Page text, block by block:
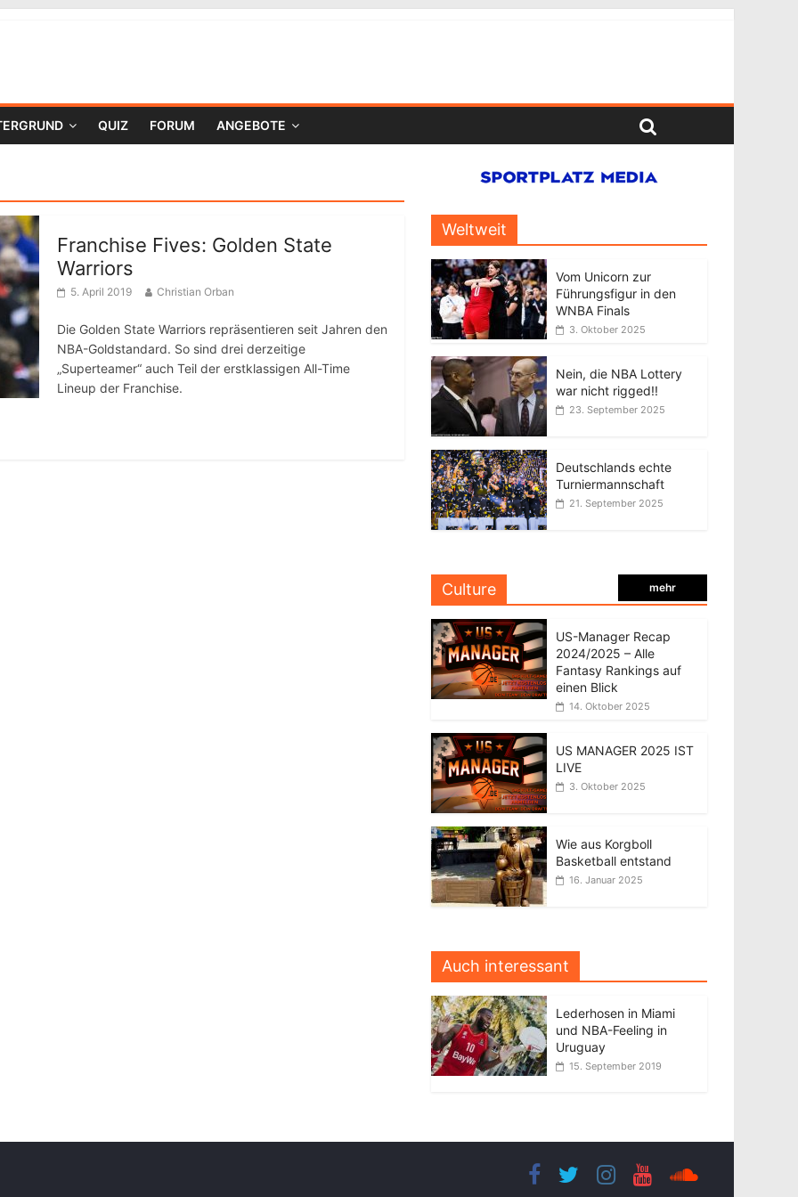
QUIZ FORUM ANGEBOTE
Franchise Fives: Golden State
Warriors
5. April 2019 Christian Orban
Die Golden State Warriors repräsentieren seit Jahren den
NBA-Goldstandard. So sind drei derzeitige
„Superteamer“ auch Teil der erstklassigen All-Time
Lineup der Franchise.
Weltweit
Vom Unicorn zur
Führungsfigur in den
WNBA Finals
3. Oktober 2025
Nein, die NBA Lottery
war nicht rigged!!
23. September 2025
Deutschlands echte
Turniermannschaft
21. September 2025
Culture mehr
US-Manager Recap
2024/2025 – Alle
Fantasy Rankings auf
einen Blick
14. Oktober 2025
US MANAGER 2025 IST
LIVE
3. Oktober 2025
Wie aus Korgboll
Basketball entstand
16. Januar 2025
Auch interessant
Lederhosen in Miami
und NBA-Feeling in
Uruguay
15. September 2019